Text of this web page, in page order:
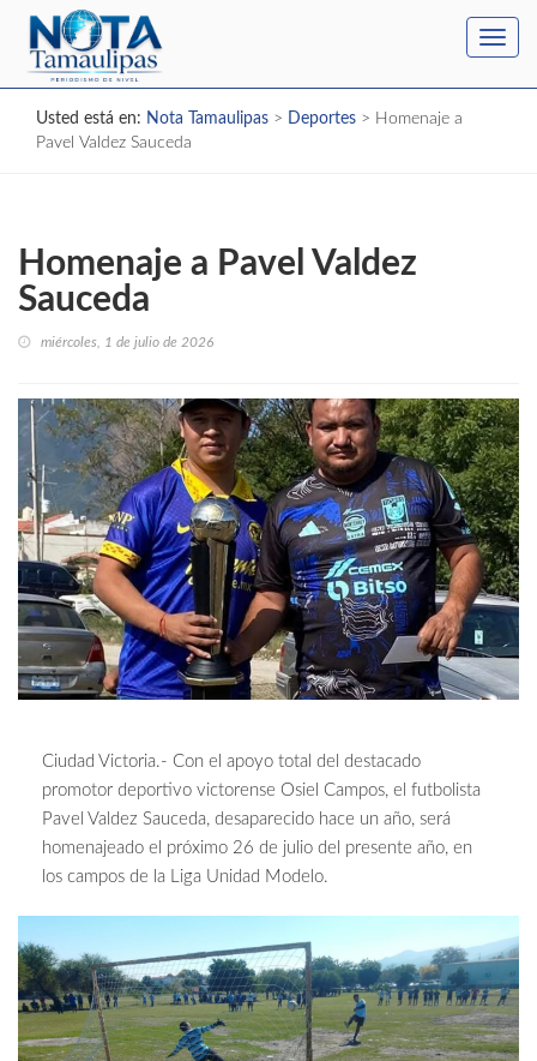
Usted está en: Nota Tamaulipas > Deportes > Homenaje a
Pavel Valdez Sauceda
Homenaje a Pavel Valdez
Sauceda
miércoles, 1 de julio de 2026
Ciudad Victoria.- Con el apoyo total del destacado
promotor deportivo victorense Osiel Campos, el futbolista
Pavel Valdez Sauceda, desaparecido hace un año, será
homenajeado el próximo 26 de julio del presente año, en
los campos de la Liga Unidad Modelo.